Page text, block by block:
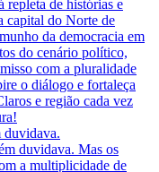
duvidava.